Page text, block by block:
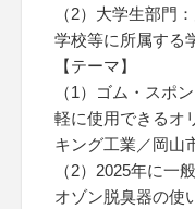
（2）大学生部門
学校等に所属する
【テーマ】
（1）ゴム・スポ
軽に使用できるオ
キング工業／岡山
（2）2025年に一
オゾン脱臭器の使